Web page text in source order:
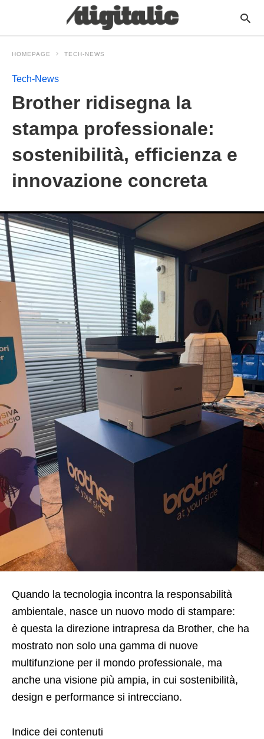
HOMEPAGE TECH-NEWS
Tech-News
Brother ridisegna la
stampa professionale:
sostenibilità, efficienza e
innovazione concreta
Quando la tecnologia incontra la responsabilità
ambientale, nasce un nuovo modo di stampare:
è questa la direzione intrapresa da Brother, che ha
mostrato non solo una gamma di nuove
multifunzione per il mondo professionale, ma
anche una visione più ampia, in cui sostenibilità,
design e performance si intrecciano.
Indice dei contenuti